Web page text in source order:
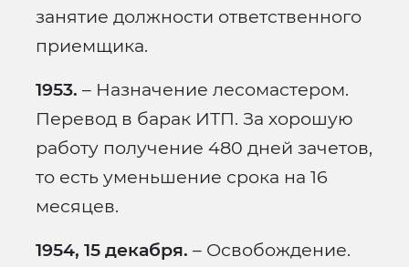
занятие должности ответственного
приемщика.
1953. – Назначение лесомастером.
Перевод в барак ИТП. За хорошую
работу получение 480 дней зачетов,
то есть уменьшение срока на 16
месяцев.
1954, 15 декабря. – Освобождение.